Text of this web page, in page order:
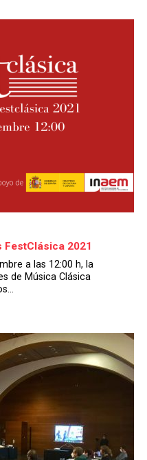
2021
a las 12:00 h, la
de Música Clásica